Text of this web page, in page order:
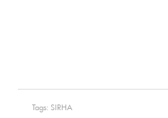
Tags: SIRHA